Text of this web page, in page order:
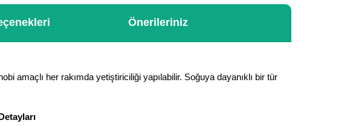
Önerileriniz
amaçlı her rakımda yetiştiriciliği yapılabilir. Soğuya dayanıklı bir tür